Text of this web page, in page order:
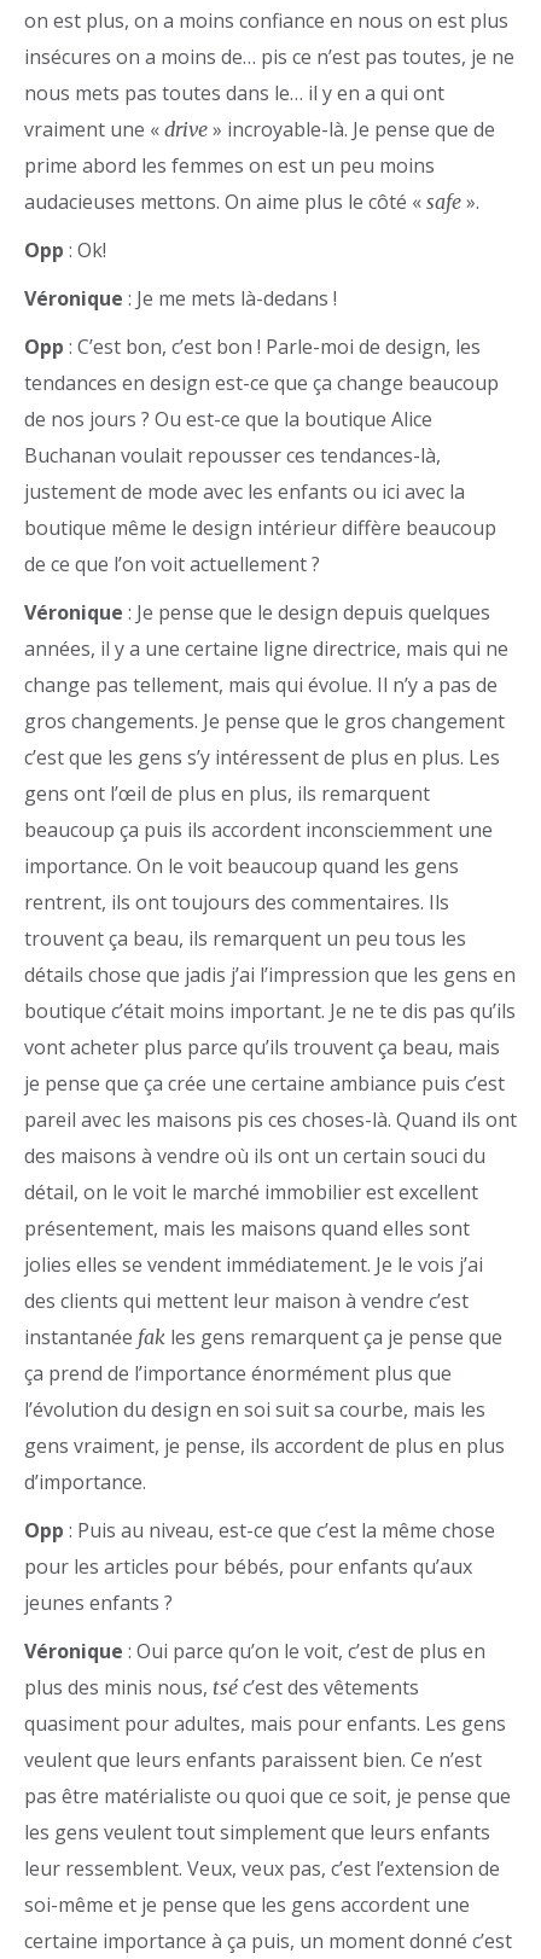
on est plus, on a moins confiance en nous on est plus
insécures on a moins de… pis ce n’est pas toutes, je ne
nous mets pas toutes dans le… il y en a qui ont
vraiment une « drive » incroyable-là. Je pense que de
prime abord les femmes on est un peu moins
audacieuses mettons. On aime plus le côté « safe ».
Opp : Ok!
Véronique : Je me mets là-dedans !
Opp : C’est bon, c’est bon ! Parle-moi de design, les
tendances en design est-ce que ça change beaucoup
de nos jours ? Ou est-ce que la boutique Alice
Buchanan voulait repousser ces tendances-là,
justement de mode avec les enfants ou ici avec la
boutique même le design intérieur diffère beaucoup
de ce que l’on voit actuellement ?
Véronique : Je pense que le design depuis quelques
années, il y a une certaine ligne directrice, mais qui ne
change pas tellement, mais qui évolue. Il n’y a pas de
gros changements. Je pense que le gros changement
c’est que les gens s’y intéressent de plus en plus. Les
gens ont l’œil de plus en plus, ils remarquent
beaucoup ça puis ils accordent inconsciemment une
importance. On le voit beaucoup quand les gens
rentrent, ils ont toujours des commentaires. Ils
trouvent ça beau, ils remarquent un peu tous les
détails chose que jadis j’ai l’impression que les gens en
boutique c’était moins important. Je ne te dis pas qu’ils
vont acheter plus parce qu’ils trouvent ça beau, mais
je pense que ça crée une certaine ambiance puis c’est
pareil avec les maisons pis ces choses-là. Quand ils ont
des maisons à vendre où ils ont un certain souci du
détail, on le voit le marché immobilier est excellent
présentement, mais les maisons quand elles sont
jolies elles se vendent immédiatement. Je le vois j’ai
des clients qui mettent leur maison à vendre c’est
instantanée fak les gens remarquent ça je pense que
ça prend de l’importance énormément plus que
l’évolution du design en soi suit sa courbe, mais les
gens vraiment, je pense, ils accordent de plus en plus
d’importance.
Opp : Puis au niveau, est-ce que c’est la même chose
pour les articles pour bébés, pour enfants qu’aux
jeunes enfants ?
Véronique : Oui parce qu’on le voit, c’est de plus en
plus des minis nous, tsé c’est des vêtements
quasiment pour adultes, mais pour enfants. Les gens
veulent que leurs enfants paraissent bien. Ce n’est
pas être matérialiste ou quoi que ce soit, je pense que
les gens veulent tout simplement que leurs enfants
leur ressemblent. Veux, veux pas, c’est l’extension de
soi-même et je pense que les gens accordent une
certaine importance à ça puis, un moment donné c’est